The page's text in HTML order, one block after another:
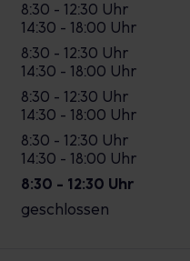
8:30 - 12:30 Uhr
14:30 - 18:00 Uhr
8:30 - 12:30 Uhr
14:30 - 18:00 Uhr
8:30 - 12:30 Uhr
14:30 - 18:00 Uhr
8:30 - 12:30 Uhr
14:30 - 18:00 Uhr
8:30 - 12:30 Uhr
geschlossen